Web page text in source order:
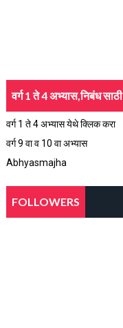
वर्ग 1 ते 4 अभ्यास,निबंध साठी
वर्ग 1 ते 4 अभ्यास येथे क्लिक करा
वर्ग 9 वा व 10 वा अभ्यास
Abhyasmajha
FOLLOWERS